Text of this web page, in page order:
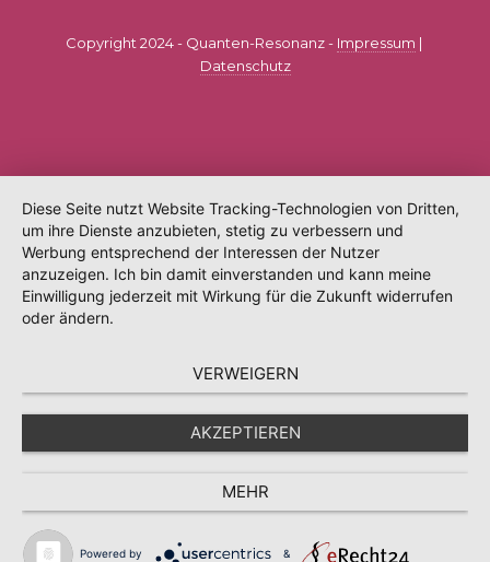
Copyright 2024 - Quanten-Resonanz - Impressum |
Datenschutz
Diese Seite nutzt Website Tracking-Technologien von Dritten,
um ihre Dienste anzubieten, stetig zu verbessern und
Werbung entsprechend der Interessen der Nutzer
anzuzeigen. Ich bin damit einverstanden und kann meine
Einwilligung jederzeit mit Wirkung für die Zukunft widerrufen
oder ändern.
VERWEIGERN
AKZEPTIEREN
MEHR
Powered by &